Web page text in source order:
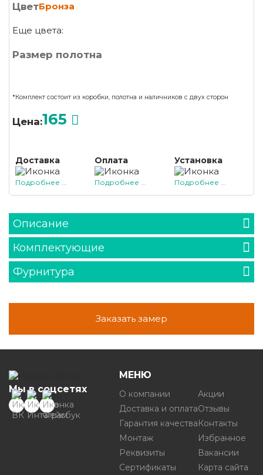
ЦветБронза
Еще цвета:
Размер полотна
*Комплект состоит из коробки, полотна и наличников с двух сторон
Цена:165
Доставка
Подробнее ...
Оплата
Подробнее ...
Установка
Подробнее ...
Описание
Комплектующие
Фурнитура
Заказать замер
Мы в соцсетях
МЕНЮ
О компании
Доставка и оплата
Гарантия качества
Монтаж
Реквизиты
Сертификаты
Акции
Отзывы
Контакты
Избранное
Вакансии
Карта сайта